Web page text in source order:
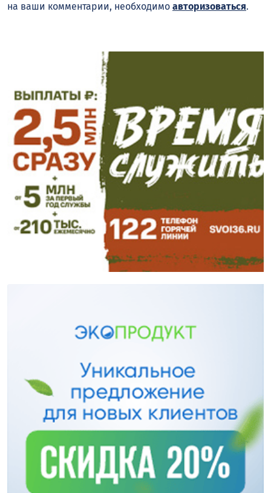
на ваши комментарии, необходимо авторизоваться.